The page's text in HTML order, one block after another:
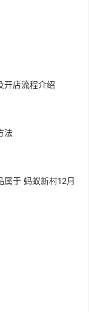
开店流程介绍
法
属于 蚂蚁新村12月